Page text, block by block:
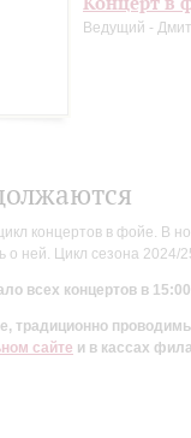
Ведущий -
концертов в фойе. В
о ней. Цикл сезона
всех концертов в
традиционно
сайте и в кассах